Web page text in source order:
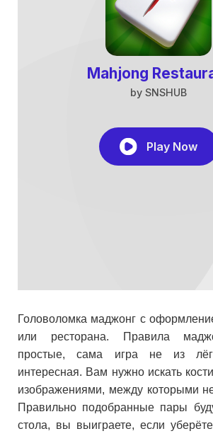
Головоломка маджонг с
или ресторана. Правила
простые, сама игра не из
интересная. Вам нужно искать
изображениями, между которыми
Правильно подобранные пары
стола, вы выиграете, если